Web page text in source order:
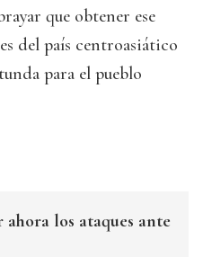
que obtener ese
del país centroasiático
para el pueblo
los ataques ante